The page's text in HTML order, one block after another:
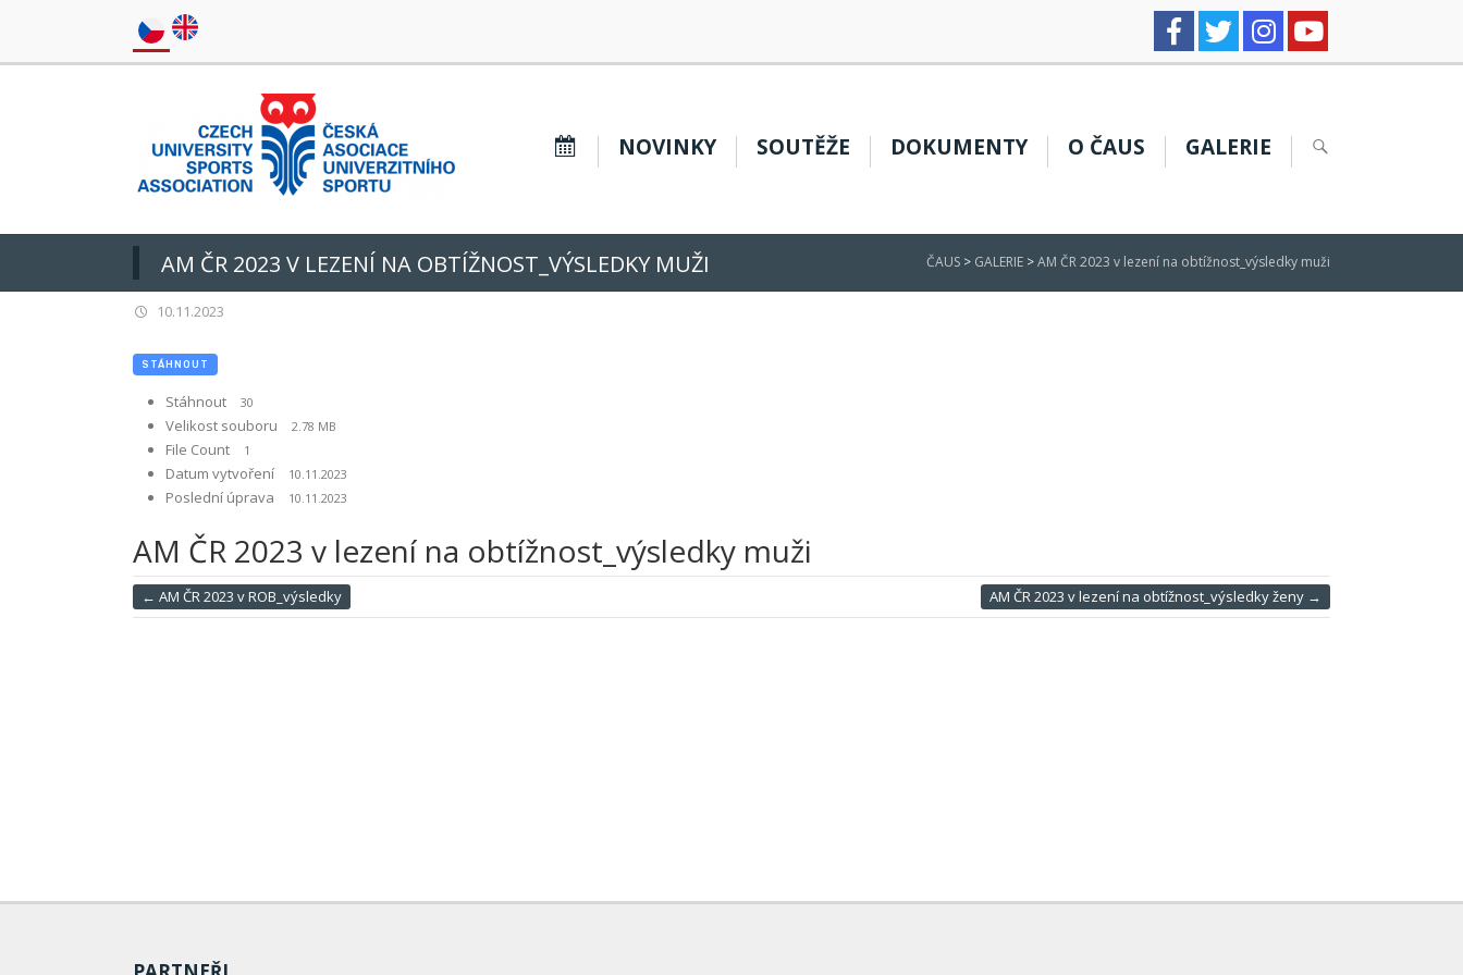
Ř
A
K
C
Í
NOVINKY SOUTĚŽE DOKUMENTY O ČAUS GALERIE
ČAUS > GALERIE >AM ČR 2023 v lezení na obtížnost_výsledky muži
AM ČR 2023 V LEZENÍ NA OBTÍŽNOST_VÝSLEDKY MUŽI
10.11.2023
STÁHNOUT
Stáhnout 30
Velikost souboru 2.78 MB
File Count 1
Datum vytvoření 10.11.2023
Poslední úprava 10.11.2023
AM ČR 2023 v lezení na obtížnost_výsledky muži
← AM ČR 2023 v ROB_výsledky AM ČR 2023 v lezení na obtížnost_výsledky ženy →